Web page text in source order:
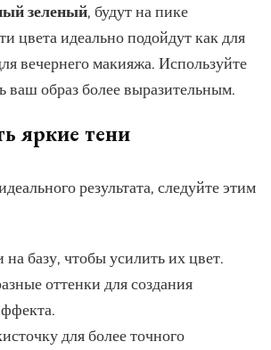
зеленый, будут на пике
цвета идеально подойдут как для
вечернего макияжа. Используйте
ваш образ более выразительным.
яркие тени
результата, следуйте этим
базу, чтобы усилить их цвет.
оттенки для создания
для более точного